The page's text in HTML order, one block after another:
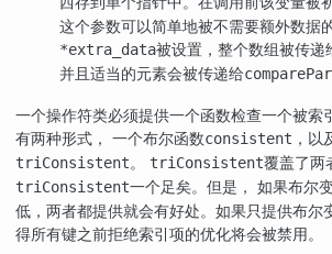
这个参数可以简单地被不需要额外数据
*extra_data被设置，整个数组被传递
并且适当的元素会被传递给
一个操作符类必须提供一个函数检查一个被索
有两种形式， 一个布尔函数consistent ，以
triConsistent。 triConsistent覆盖了两
triConsistent一个足矣。但是， 如果布尔
低，两者都提供就会有好处。如果只提供布尔
得所有键之前拒绝索引项的优化将会被禁用。